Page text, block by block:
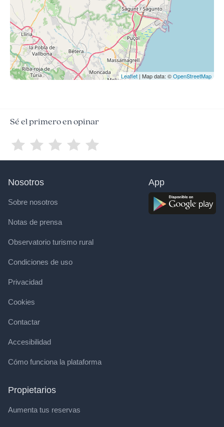
Leaflet | Map data: ©OpenStreetMap
Sé el primero en opinar
Nosotros
Sobre nosotros
Notas de prensa
Observatorio turismo rural
Condiciones de uso
Privacidad
Cookies
Contactar
Accesibilidad
Cómo funciona la plataforma
Propietarios
Aumenta tus reservas
App